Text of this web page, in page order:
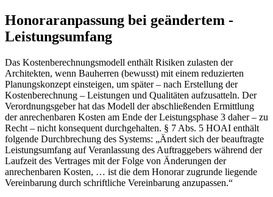
Honoraranpassung bei geändertem ­
Leistungsumfang
Das Kostenberechnungsmodell enthält Risiken zulasten der
Architekten, wenn Bauherren (bewusst) mit einem reduzierten
Planungs­konzept einsteigen, um später – nach Erstellung der
Kostenberechnung – Leistungen und Qualitäten aufzusatteln. Der
Verordnungsgeber hat das Modell der abschließenden Ermittlung
der anrechenbaren Kosten am Ende der Leistungsphase 3 daher – zu
Recht – nicht konsequent durchgehalten. § 7 Abs. 5 HOAI enthält
folgende Durchbrechung des Systems: „Ändert sich der beauftragte
Leistungsumfang auf Veranlassung des Auftraggebers während der
Laufzeit des Vertrages mit der Folge von Änderungen der
anrechenbaren Kosten, … ist die dem Honorar zugrunde liegende
Vereinbarung durch schriftliche Vereinbarung anzupassen.“